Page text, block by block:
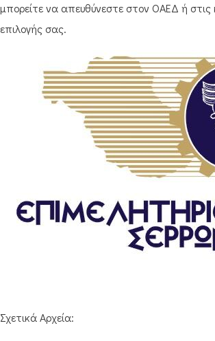
μπορείτε να απευθύνεστε στον ΟΑΕΔ ή
επιλογής σας.
Σχετικά Αρχεία: